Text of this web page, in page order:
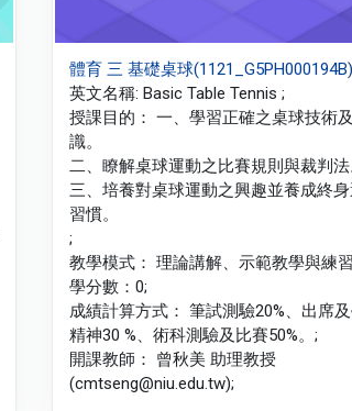
體育 三 基礎桌球(1121_G5PH000194B)
英文名稱: Basic Table Tennis ;
授課目的： 一、學習正確之桌球技術
識。
二、瞭解桌球運動之比賽規則與裁判法
三、培養對桌球運動之興趣並養成終
習慣。
;
教學模式： 理論講解、示範教學與練
學分數：0;
成績計算方式： 筆試測驗20%、出席
精神30 %、術科測驗及比賽50%。;
開課教師： 曾秋美 助理教授
(cmtseng@niu.edu.tw);